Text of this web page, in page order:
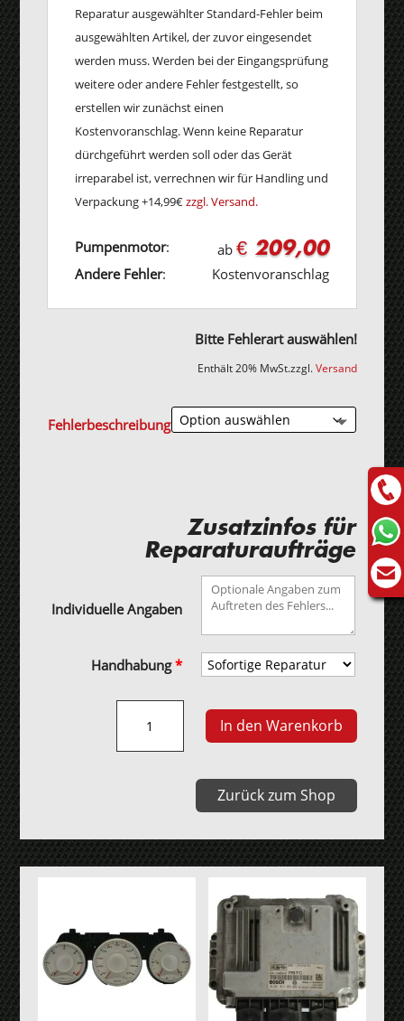
Reparatur ausgewählter Standard-Fehler beim
ausgewählten Artikel, der zuvor eingesendet
werden muss. Werden bei der Eingangsprüfung
weitere oder andere Fehler festgestellt, so
erstellen wir zunächst einen
Kostenvoranschlag. Wenn keine Reparatur
dürchgeführt werden soll oder das Gerät
irreparabel ist, verrechnen wir für Handling und
Verpackung +14,99€zzgl. Versand.
Pumpenmotor: ab € 209,00
Andere Fehler: Kostenvoranschlag
Bitte Fehlerart auswählen!
Enthält 20% MwSt.zzgl.Versand
Fehlerbeschreibung
Zusatzinfos für
Reparaturaufträge
Individuelle Angaben
Handhabung*
Steuergerät
TRW
Menge
In den Warenkorb
Zurück zum Shop